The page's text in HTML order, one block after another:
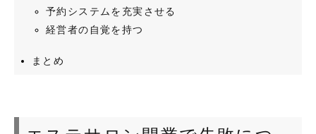
予約システムを充実させる
経営者の自覚を持つ
まとめ